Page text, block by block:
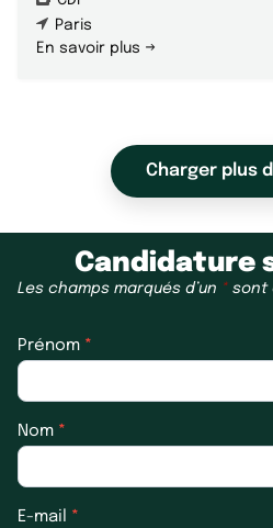
Paris
En savoir plus
Charger plus
Candidature
Candidature
Les champs marqués d’un * sont
Prénom *
Nom *
E-mail *